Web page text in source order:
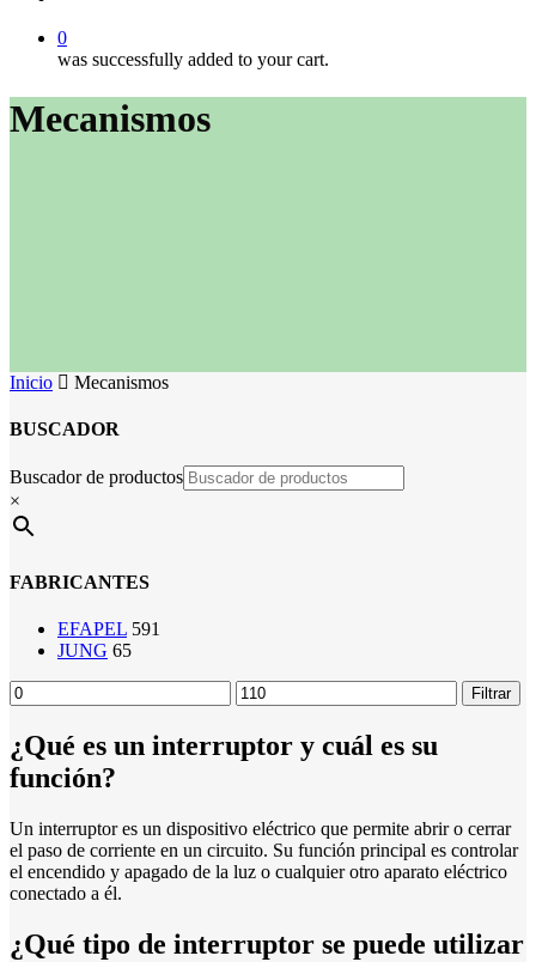
0
was successfully added to your cart.
Mecanismos
Inicio Mecanismos
BUSCADOR
Buscador de productos
×
FABRICANTES
EFAPEL 591
JUNG 65
Precio
mínimo
Precio
máximo
Filtrar
¿Qué es un interruptor y cuál es su
función?
Un interruptor es un dispositivo eléctrico que permite abrir o cerrar
el paso de corriente en un circuito. Su función principal es controlar
el encendido y apagado de la luz o cualquier otro aparato eléctrico
conectado a él.
¿Qué tipo de interruptor se puede utilizar